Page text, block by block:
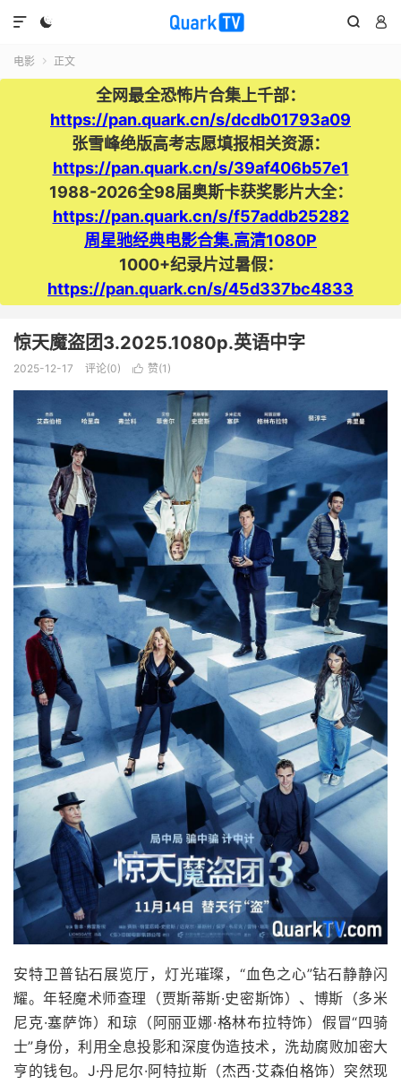
  

电影  正文
全网最全恐怖片合集上千部：
https://pan.quark.cn/s/dcdb01793a09
张雪峰绝版高考志愿填报相关资源：
https://pan.quark.cn/s/39af406b57e1
1988-2026全98届奥斯卡获奖影片大全：
https://pan.quark.cn/s/f57addb25282
周星驰经典电影合集.高清1080P
1000+纪录片过暑假：
https://pan.quark.cn/s/45d337bc4833
惊天魔盗团3.2025.1080p.英语中字
2025-12-17 评论(0)  赞(1 )
安特卫普钻石展览厅，灯光璀璨，“血色之心”钻石静静闪
耀。年轻魔术师查理（贾斯蒂斯·史密斯饰）、博斯（多米
尼克·塞萨饰）和琼（阿丽亚娜·格林布拉特饰）假冒“四骑
士”身份，利用全息投影和深度伪造技术，洗劫腐败加密大
亨的钱包。J·丹尼尔·阿特拉斯（杰西·艾森伯格饰）突然现